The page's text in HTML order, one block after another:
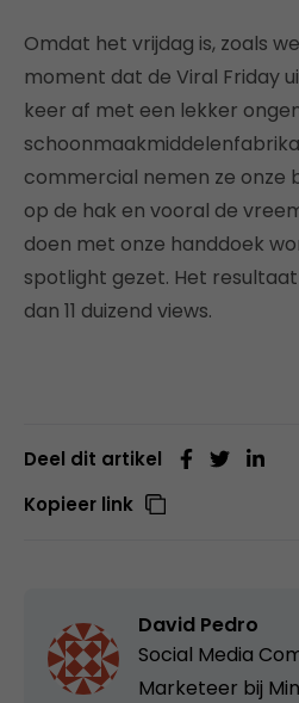
Omdat het vrijdag is, zoals
moment dat de Viral Friday
keer af met een lekker
commercial nemen ze onze
op de hak en vooral de
doen met onze handdoek
spotlight gezet. Het
dan 11 duizend views.
Deel dit artikel
Kopieer link
David Pedro
Social Media
Marketeer bij